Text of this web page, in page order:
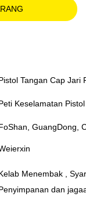
Tangan Cap Jari
Keselamatan
GuangDong,
Menembak ,
dan